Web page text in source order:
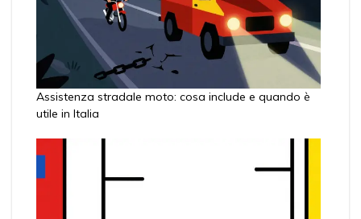
Assistenza stradale moto: cosa include e quando è
utile in Italia